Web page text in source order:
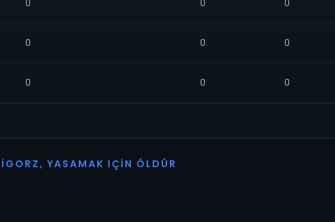
0 0 0
0 0 0
0 0 0
I G O R Z, YASAMAK I ÇI N Ö L D Ü R